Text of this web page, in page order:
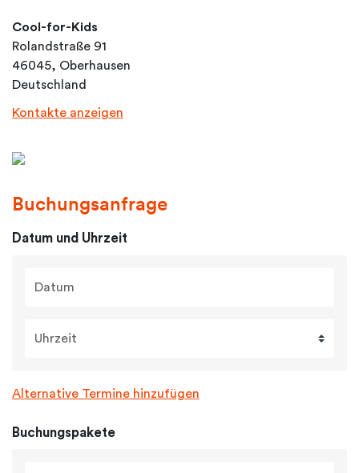
Cool-for-Kids
Rolandstraße 91
46045, Oberhausen
Deutschland
Kontakte anzeigen
Buchungsanfrage
Datum und Uhrzeit
Datum
Uhrzeit
Alternative Termine hinzufügen
Buchungspakete